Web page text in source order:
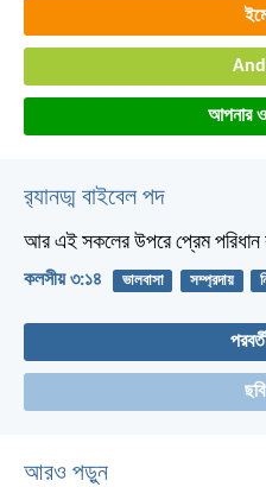
আপনার
র‌্যানড্ম বাইবেল পদ
আর এই সকলের উপরে প্রেম পরিধান
কলসীয় ৩:১৪ ভালবাসা সম্প্রদায়
আরও পড়ুন